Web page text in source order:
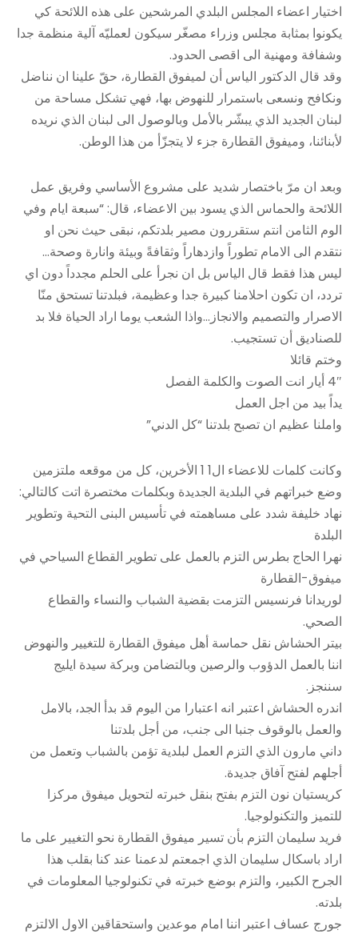
اختيار اعضاء المجلس البلدي المرشحين على هذه اللائحة كي
يكونوا بمثابة مجلس وزراء مصغّر سيكون لعمليّه آلية منظمة جدا
وشفافة ومهنية الى اقصى الحدود.
وقد قال الدكتور الياس أن لميفوق القطارة، حقّ علينا ان نناضل
ونكافح ونسعى باستمرار للنهوض بها، فهي تشكل مساحة من
لبنان الجديد الذي يبشّر بالأمل وبالوصول الى لبنان الذي نريده
لأبنائنا، وميفوق القطارة جزء لا يتجزّأ من هذا الوطن.
وبعد ان مرّ باختصار شديد على مشروع الأساسي وفريق عمل
اللائحة والحماس الذي يسود بين الاعضاء، قال: “سبعة ايام وفي
الوم الثامن انتم ستقررون مصير بلدتكم، نبقى حيث نحن او
نتقدم الى الامام تطوراً وازدهاراً وثقافةً وبيئة وانارة وصحة…
ليس هذا فقط قال الياس بل ان نجرأ على الحلم مجدداً دون اي
تردد، ان تكون احلامنا كبيرة جدا وعظيمة، فبلدتنا تستحق منّا
الاصرار والتصميم والانجاز…واذا الشعب يوما اراد الحياة فلا بد
للصناديق أن تستجيب.
وختم قائلا
4″ أيار انت الصوت والكلمة الفصل
يداً بيد من اجل العمل
واملنا عظيم ان تصبح بلدتنا “كل الدني”
وكانت كلمات للاعضاء ال1 1 الأخرين، كل من موقعه ملتزمين
وضع خبراتهم في البلدية الجديدة وبكلمات مختصرة اتت كالتالي:
نهاد خليفة شدد على مساهمته في تأسيس البنى التحية وتطوير
البلدة
نهرا الحاج بطرس التزم بالعمل على تطوير القطاع السياحي في
ميفوق-القطارة
لوريدانا فرنسيس التزمت بقضية الشباب والنساء والقطاع
الصحي.
بيتر الحشاش نقل حماسة أهل ميفوق القطارة للتغيير والنهوض
اننا بالعمل الدؤوب والرصين وبالتضامن وبركة سيدة ايليج
سننجز.
اندره الحشاش اعتبر انه اعتبارا من اليوم قد بدأ الجد، بالامل
والعمل بالوقوف جنبا الى جنب، من أجل بلدتنا
داني مارون الذي التزم العمل لبلدية تؤمن بالشباب وتعمل من
أجلهم لفتح آفاق جديدة.
كريستيان نون التزم بفتح بنقل خبرته لتحويل ميفوق مركزا
للتميز والتكنولوجيا.
فريد سليمان التزم بأن تسير ميفوق القطارة نحو التغيير على ما
اراد باسكال سليمان الذي اجمعتم لدعمنا عند كنا بقلب هذا
الجرح الكبير، والتزم بوضع خبرته في تكنولوجيا المعلومات في
بلدته.
جورج عساف اعتبر اننا امام موعدين واستحقاقين الاول الالتزم